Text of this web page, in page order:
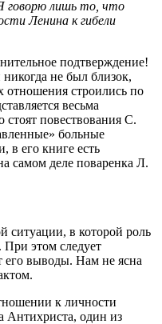
говорю лишь то, что
Ленина к гибели
подтверждение!
не был близок,
отношения строились по
весьма
повествования С.
больные
в его книге есть
самом деле поваренка Л.
ситуации, в которой роль
При этом следует
его выводы. Нам не ясна
к личности
Антихриста, один из